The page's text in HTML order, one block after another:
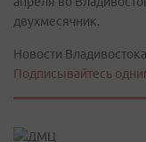
двухмесячник.
Новости
Подписывайтесь